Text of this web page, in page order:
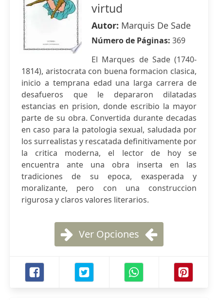
virtud
Autor: Marquis De Sade
Número de Páginas: 369
El Marques de Sade (1740-
1814), aristocrata con buena formacion clasica,
inicio a temprana edad una larga carrera de
desafueros que le depararon dilatadas
estancias en prision, donde escribio la mayor
parte de su obra. Convertida durante decadas
en caso para la patologia sexual, saludada por
los surrealistas y rescatada definitivamente por
la critica moderna, el lector de hoy se
encuentra ante una obra inserta en las
tradiciones de su epoca, exasperada y
moralizante, pero con una construccion
rigurosa y claros valores literarios.
Ver Opciones